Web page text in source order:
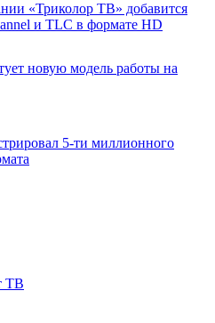
«Триколор ТВ» добавится
и TLC в формате HD
новую модель работы на
5-ти миллионного
ТВ